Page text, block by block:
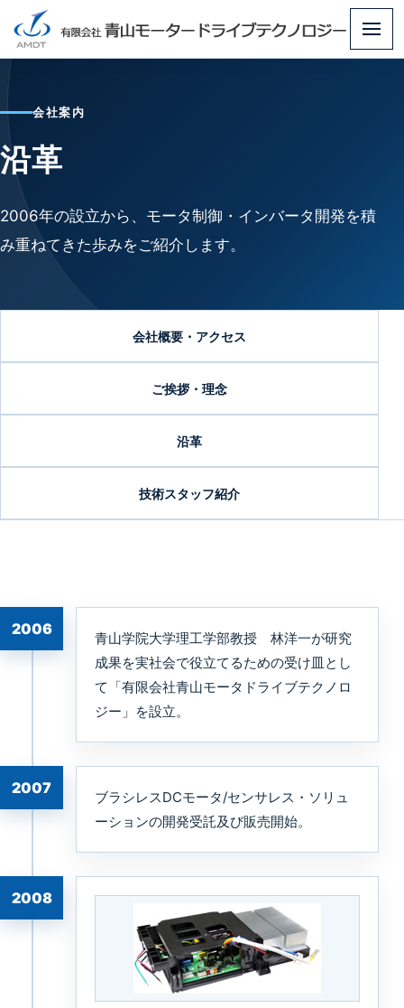
メ
会社案内
沿革
2006年の設立から、モータ制御・インバータ開発を積
み重ねてきた歩みをご紹介します。
会社概要・アクセス
ご挨拶・理念
沿革
技術スタッフ紹介
2006
青山学院大学理工学部教授 林洋一が研究
成果を実社会で役立てるための受け皿とし
て「有限会社青山モータドライブテクノロ
ジー」を設立。
2007
ブラシレスDCモータ/センサレス・ソリュ
ーションの開発受託及び販売開始。
2008